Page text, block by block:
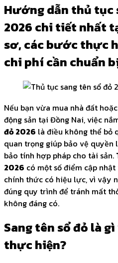
Hướng dẫn thủ tục
2026 chi tiết nhất
sơ, các bước thực
chi phí cần chuẩn
Nếu bạn vừa mua nhà đất
động sản tại Đồng Nai, việc
đỏ 2026 là điều không thể bỏ
quan trọng giúp bảo vệ
bảo tính hợp pháp cho tài sản.
2026 có một số điểm cập
chính thức có hiệu lực, vì vậy
đúng quy trình để tránh mất
không đáng có.
Sang tên sổ đỏ là
thực hiện?